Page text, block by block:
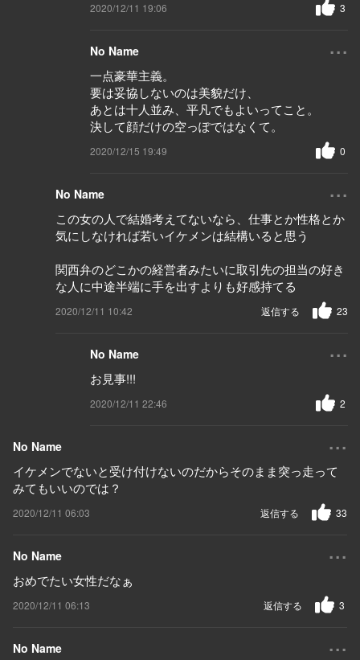
2020/12/11 19:06 3
No Name ...
一点豪華主義。
要は妥協しないのは美貌だけ、
あとは十人並み、平凡でもよいってこと。
決して顔だけの空っぽではなくて。
2020/12/15 19:49 0
No Name ...
この女の人で結婚考えてないなら、仕事とか性格とか
気にしなければ若いイケメンは結構いると思う
関西弁のどこかの経営者みたいに取引先の担当の好き
な人に中途半端に手を出すよりも好感持てる
2020/12/11 10:42 23
返信する
No Name ...
お見事!!!
2020/12/11 22:46 2
No Name ...
イケメンでないと受け付けないのだからそのまま突っ走って
みてもいいのでは？
2020/12/11 06:03 33
返信する
No Name ...
おめでたい女性だなぁ
2020/12/11 06:13 3
返信する
No Name ...